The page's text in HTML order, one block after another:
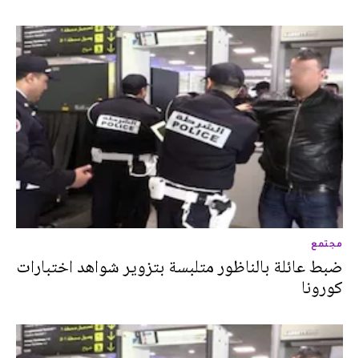
مجتمع
ضبط عائلة بالناظور متلبسة بتزوير شواهد اختبارات
كورونا